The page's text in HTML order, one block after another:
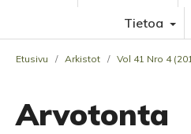
Tietoa
Etusivu / Arkistot / Vol 41 Nro 4
Arvotonta